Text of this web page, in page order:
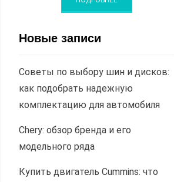
Новые записи
Советы по выбору шин и дисков:
как подобрать надежную
комплектацию для автомобиля
Chery: обзор бренда и его
модельного ряда
Купить двигатель Cummins: что